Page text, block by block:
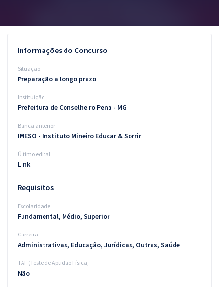
Conteúdo gratuito
Blog
Informações do Concurso
Situação
Preparação a longo prazo
Instituição
Prefeitura de Conselheiro Pena - MG
Banca anterior
IMESO - Instituto Mineiro Educar & Sorrir
Último edital
Link
Requisitos
Escolaridade
Fundamental, Médio, Superior
Carreira
Administrativas, Educação, Jurídicas, Outras, Saúde
TAF (Teste de Aptidão Física)
Não